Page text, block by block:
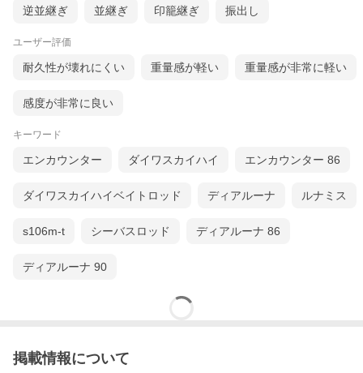
逆並継ぎ 並継ぎ 印籠継ぎ 振出し
ユーザー評価
耐久性が壊れにくい 重量感が軽い 重量感が非常に軽い
感度が非常に良い
キーワード
エンカウンター ダイワスカイハイ エンカウンター 86
ダイワスカイハイベイトロッド ディアルーナ ルナミス
s106m-t シーバスロッド ディアルーナ 86
ディアルーナ 90
掲載情報について